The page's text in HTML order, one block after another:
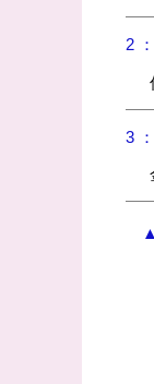
2 ：
3 ：
▲